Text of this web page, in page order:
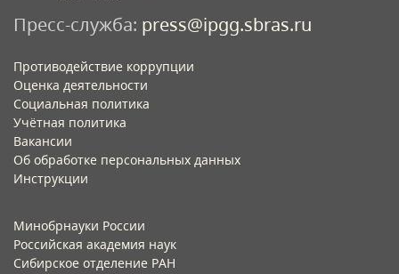
Пресс-служба: press@ipgg.sbras.ru
Противодействие коррупции
Оценка деятельности
Социальная политика
Учётная политика​
Вакансии​
Об обработке персональных данных​
Инструкции​
Минобрнауки России
Российская академия наук
Сибирское отделение РАН